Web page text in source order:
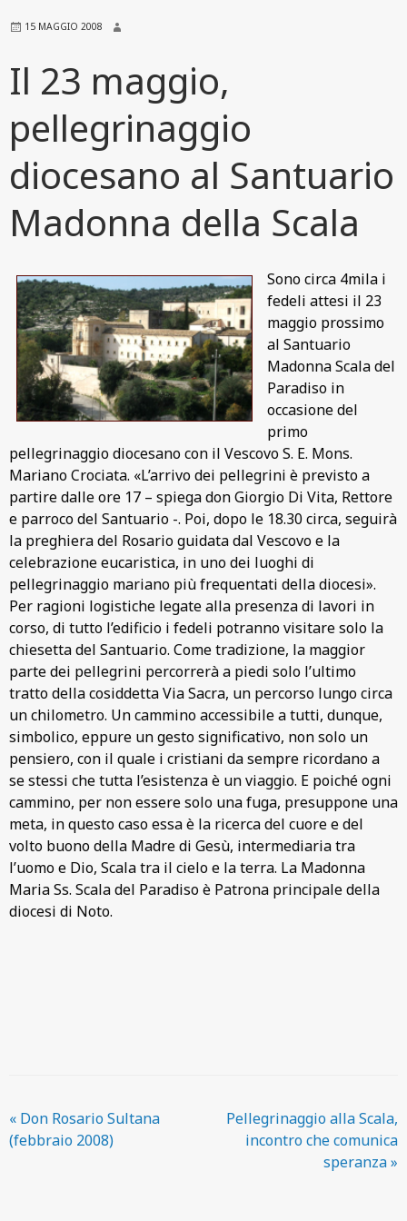
15 MAGGIO 2008
Il 23 maggio,
pellegrinaggio
diocesano al Santuario
Madonna della Scala
Sono circa 4mila i
fedeli attesi il 23
maggio prossimo
al Santuario
Madonna Scala del
Paradiso in
occasione del
primo
pellegrinaggio diocesano con il Vescovo S. E. Mons.
Mariano Crociata. «L’arrivo dei pellegrini è previsto a
partire dalle ore 17 – spiega don Giorgio Di Vita, Rettore
e parroco del Santuario -. Poi, dopo le 18.30 circa, seguirà
la preghiera del Rosario guidata dal Vescovo e la
celebrazione eucaristica, in uno dei luoghi di
pellegrinaggio mariano più frequentati della diocesi».
Per ragioni logistiche legate alla presenza di lavori in
corso, di tutto l’edificio i fedeli potranno visitare solo la
chiesetta del Santuario. Come tradizione, la maggior
parte dei pellegrini percorrerà a piedi solo l’ultimo
tratto della cosiddetta Via Sacra, un percorso lungo circa
un chilometro. Un cammino accessibile a tutti, dunque,
simbolico, eppure un gesto significativo, non solo un
pensiero, con il quale i cristiani da sempre ricordano a
se stessi che tutta l’esistenza è un viaggio. E poiché ogni
cammino, per non essere solo una fuga, presuppone una
meta, in questo caso essa è la ricerca del cuore e del
volto buono della Madre di Gesù, intermediaria tra
l’uomo e Dio, Scala tra il cielo e la terra. La Madonna
Maria Ss. Scala del Paradiso è Patrona principale della
diocesi di Noto.
« Don Rosario Sultana
(febbraio 2008)
Pellegrinaggio alla Scala,
incontro che comunica
speranza»